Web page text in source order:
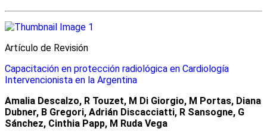
Artículo de Revisión
Capacitación en protección radiológica en Cardiología
Intervencionista en la Argentina
Amalia Descalzo, R Touzet, M Di Giorgio, M Portas, Diana
Dubner, B Gregori, Adrián Discacciatti, R Sansogne, G
Sánchez, Cinthia Papp, M Ruda Vega